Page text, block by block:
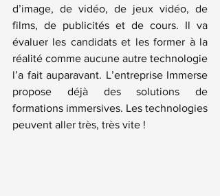
d’image, de vidéo, de jeux vidéo, de
films, de publicités et de cours. Il va
évaluer les candidats et les former à la
réalité comme aucune autre technologie
l’a fait auparavant. L’entreprise Immerse
propose déjà des solutions de
formations immersives. Les technologies
peuvent aller très, très vite !